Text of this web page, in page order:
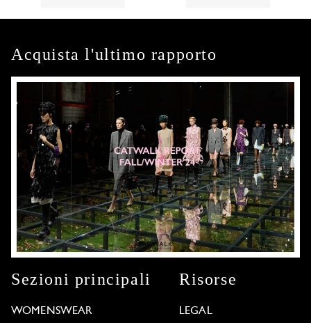
Acquista l'ultimo rapporto
Sezioni principali
WOMENSWEAR
Risorse
LEGAL